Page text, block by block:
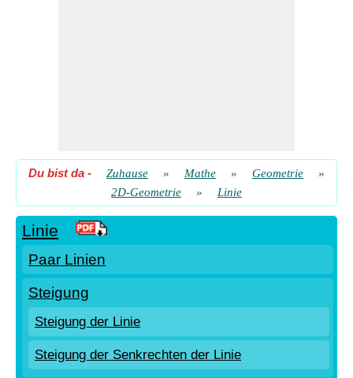
Du bist da - Zuhause » Mathe » Geometrie
»
2D-Geometrie
» Linie
Linie
Paar Linien
Steigung
Steigung der Linie
Steigung der Senkrechten der Linie